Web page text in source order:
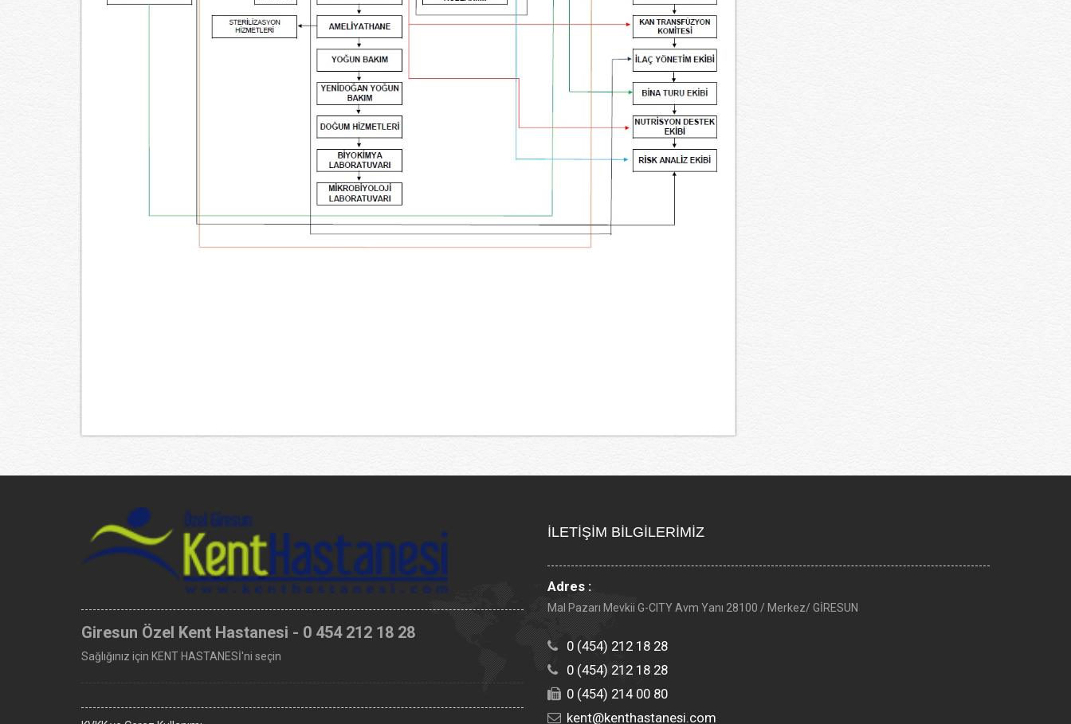
Giresun Özel Kent Hastanesi - 0 454 212 18 28
Sağlığınız için KENT HASTANESİ'ni seçin
İLETİŞİM BİLGİLERİMİZ
Adres :
Mal Pazarı Mevkii G-CITY Avm Yanı 28100 / Merkez/ GİRESUN
0 (454) 212 18 28
0 (454) 212 18 28
0 (454) 214 00 80
kent@kenthastanesi.com